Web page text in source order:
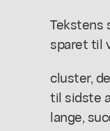
Tekstens
sparet til
cluster,
til sidste
lange,